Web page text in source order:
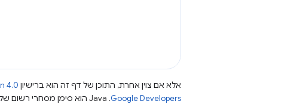
אלא אם צוין אחרת, התוכן של דף זה הוא ברישיון 4.0
Google Developers‏.‏ Java הוא סימן מסחרי רשום של חברת Oracle ו/או של השותפים העצמאיים שלה.